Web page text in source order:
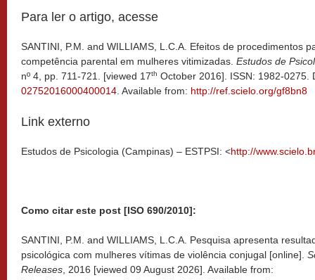
Para ler o artigo, acesse
SANTINI, P.M. and WILLIAMS, L.C.A. Efeitos de procedimentos
competência parental em mulheres vitimizadas. Estudos de
nº 4, pp. 711-721. [viewed 17th October 2016]. ISSN: 1982-0275.
02752016000400014 . Available from: http://ref.scielo.org/gf8bn8
Link externo
Estudos de Psicologia (Campinas) – ESTPSI: <http://
Como citar este post [ISO 690/2010]:
SANTINI, P.M. and WILLIAMS, L.C.A. Pesquisa apresenta
psicológica com mulheres vítimas de violência conjugal [online].
Releases , 2016 [viewed 09 August 2026]. Available from: